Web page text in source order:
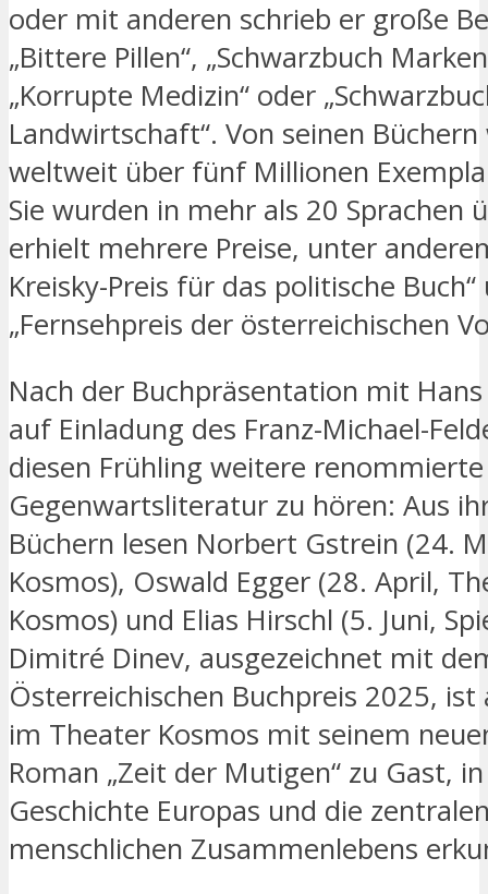
oder mit anderen schrieb er große
„Bittere Pillen“, „Schwarzbuch
„Korrupte Medizin“ oder
Landwirtschaft“. Von seinen
weltweit über fünf Millionen
Sie wurden in mehr als 20 Sprachen
erhielt mehrere Preise, unter
Kreisky-Preis für das politische
„Fernsehpreis der österreichischen
Nach der Buchpräsentation mit
auf Einladung des Franz-Michael-
diesen Frühling weitere
Gegenwartsliteratur zu hören: Aus
Büchern lesen Norbert Gstrein (24.
Kosmos), Oswald Egger (28. April,
Kosmos) und Elias Hirschl (5. Juni,
Dimitré Dinev, ausgezeichnet mit
Österreichischen Buchpreis 2025, ist
im Theater Kosmos mit seinem
Roman „Zeit der Mutigen“ zu Gast,
Geschichte Europas und die
menschlichen Zusammenlebens